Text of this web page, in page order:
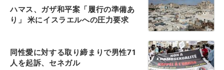
ハマス、ガザ和平案「履行の準備あ
り」 米にイスラエルへの圧力要求
同性愛に対する取り締まりで男性71
人を起訴、セネガル